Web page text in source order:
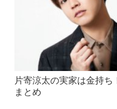
片寄涼太の実家は金持
まとめ